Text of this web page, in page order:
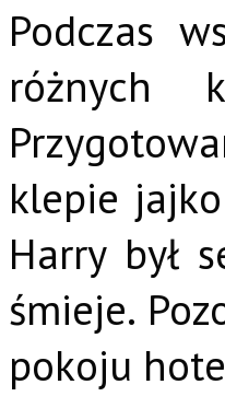
Podczas
różnych
klepie
Harry był
śmieje.
pokoju